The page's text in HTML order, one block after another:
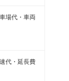
場代・車両
代・延長費